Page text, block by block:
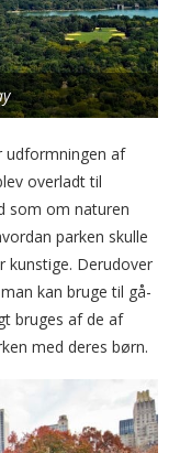
udformningen af
overladt til
som om naturen
parken skulle
kunstige. Derudover
kan bruge til gå-
bruges af de af
med deres børn.